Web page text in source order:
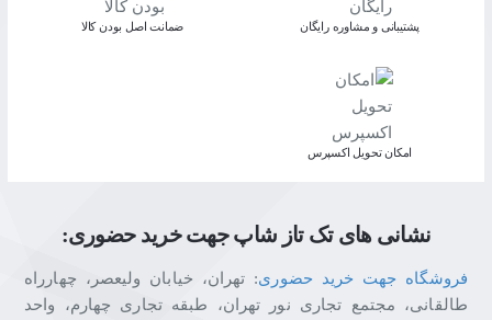
پشتیبانی و مشاوره رایگان ﺿﻤﺎﻧﺖ اﺻﻞ ﺑﻮدن ﮐﺎﻟﺎ
اﻣﮑﺎن ﺗﺤﻮﯾﻞ اﮐﺴﭙﺮس
نشانی های تک تاز شاپ جهت خرید حضوری:
فروشگاه جهت خرید حضوری: تهران، خیابان ولیعصر، چهارراه
طالقانی، مجتمع تجاری نور تهران، طبقه تجاری چهارم، واحد